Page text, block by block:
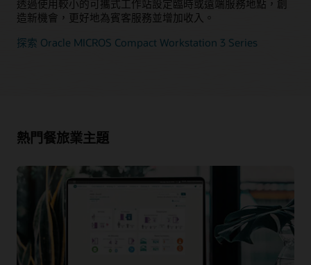
透過使用較小的可攜式工作站設定臨時或遠端服務地點，創
造新機會，更好地為賓客服務並增加收入。
探索 Oracle MICROS Compact Workstation 3 Series
熱門餐旅業主題